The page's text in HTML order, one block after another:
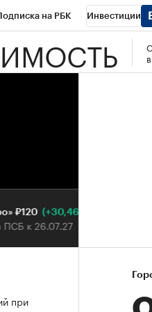
на РБК Инвестиции
Вино Спорт Школа
(+30,46%)
к 26.07.27
при